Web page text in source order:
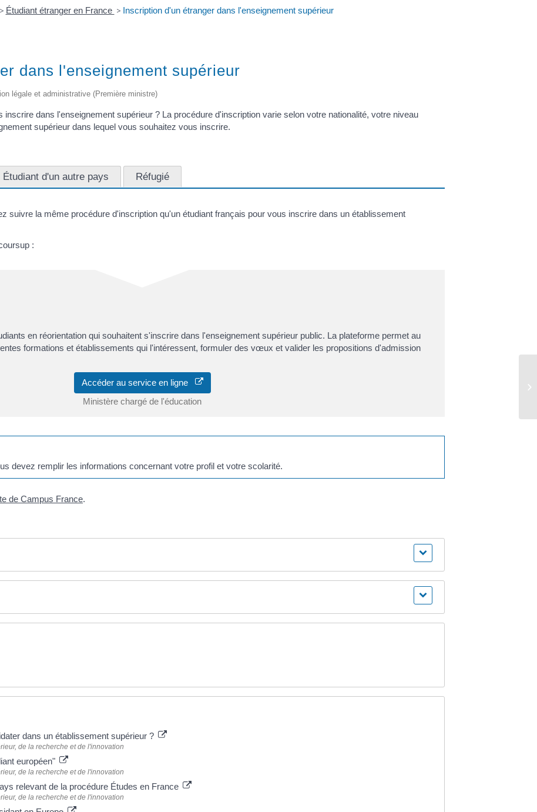
> Étudiant étranger en France > Inscription d'un étranger dans l'enseignement supérieur
dans l'enseignement supérieur
légale et administrative (Première ministre)
dans l'enseignement supérieur ? La procédure d'inscription varie selon votre nationalité, votre niveau
supérieur dans lequel vous souhaitez vous inscrire.
Étudiant d'un autre pays Réfugié
suivre la même procédure d'inscription qu'un étudiant français pour vous inscrire dans un établissement
:
en réorientation qui souhaitent s'inscrire dans l'enseignement supérieur public. La plateforme permet au
formations et établissements qui l'intéressent, formuler des vœux et valider les propositions d'admission
Accéder au service en ligne
Ministère chargé de l'éducation
devez remplir les informations concernant votre profil et votre scolarité.
de Campus France.
dans un établissement supérieur ?
de la recherche et de l'innovation
européen"
de la recherche et de l'innovation
relevant de la procédure Études en France
de la recherche et de l'innovation